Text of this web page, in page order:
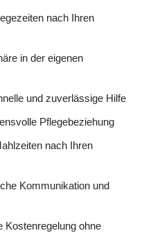
nach Ihren
in der eigenen
und zuverlässige Hilfe
Pflegebeziehung
nach Ihren
Kommunikation und
Kostenregelung ohne